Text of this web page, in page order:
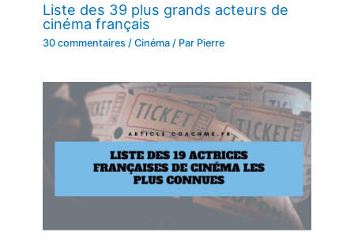
Liste des 39 plus grands acteurs de
cinéma français
30 commentaires /Cinéma / Par Pierre